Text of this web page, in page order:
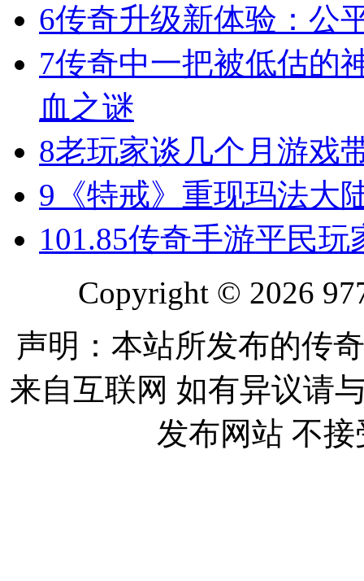
6传奇升级新体验：公
7传奇中一把被低估的
血之谜
8老玩家谈几个月游戏
9 《特戒》重现玛法大
101.85传奇手游平民
Copyright © 2026
声明：本站所发布的传
来自互联网 如有异议请
发布网站 不